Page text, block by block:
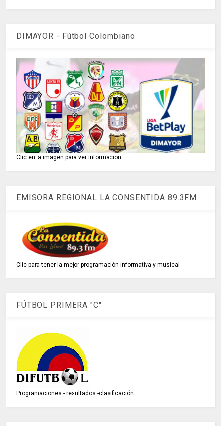
DIMAYOR - Fútbol Colombiano
Clic en la imagen para ver información
EMISORA REGIONAL LA CONSENTIDA 89.3FM
Clic para tener la mejor programación informativa y musical
FÚTBOL PRIMERA "C"
Programaciones - resultados -clasificación